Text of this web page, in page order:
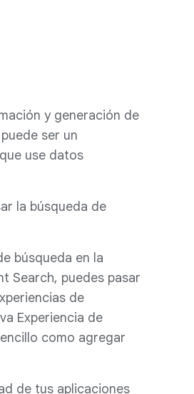
y generación de
ser un
use datos
la búsqueda de
búsqueda en la
Search, puedes pasar
de
Experiencia de
como agregar
de tus aplicaciones